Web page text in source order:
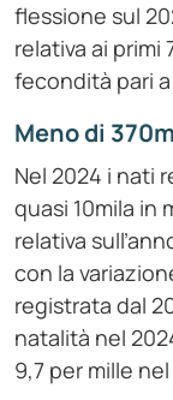
flessione sul
relativa ai primi
fecondità pari a
Meno di
Nel 2024 i nati
quasi 10mila in
relativa
con la
registrata dal
natalità nel
9,7 per mille